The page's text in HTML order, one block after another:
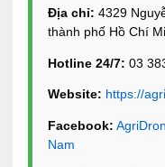
Địa chỉ: 4329
thành phố Hồ Chí
Hotline 24/7: 03
Website: https://
Facebook:
Nam